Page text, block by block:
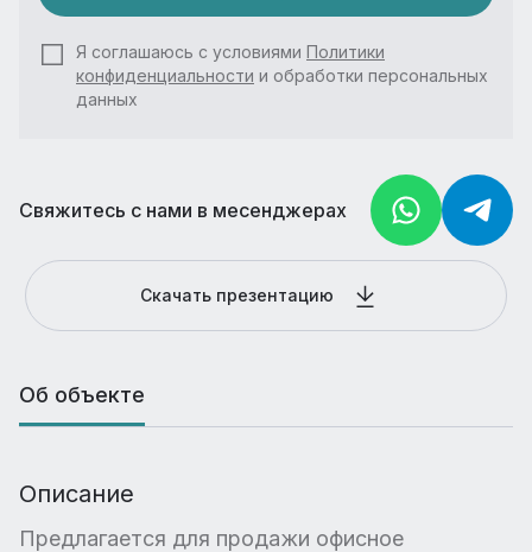
Я соглашаюсь с условиями Политики
конфиденциальности и обработки персональных
данных
Свяжитесь с нами в месенджерах
Скачать презентацию
Об объекте
Описание
Предлагается для продажи офисное